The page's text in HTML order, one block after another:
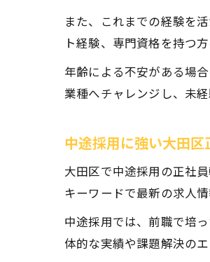
また、これまでの経験を
ト経験、専門資格を持つ
年齢による不安がある場
業種へチャレンジし、未
中途採用に強い大田
大田区で中途採用の正社
キーワードで最新の求人
中途採用では、前職で培
体的な実績や課題解決の